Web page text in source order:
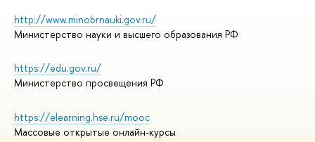
http://www.minobrnauki.gov.ru/
Министерство науки и высшего образования РФ
https://edu.gov.ru/
Министерство просвещения РФ
https://elearning.hse.ru/mooc
Массовые открытые онлайн-курсы